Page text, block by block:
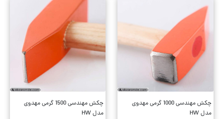
چکش مهندسی 1000 گرمی مهدوی
مدل HW
چکش مهندسی 1500 گرمی مهدوی
مدل HW